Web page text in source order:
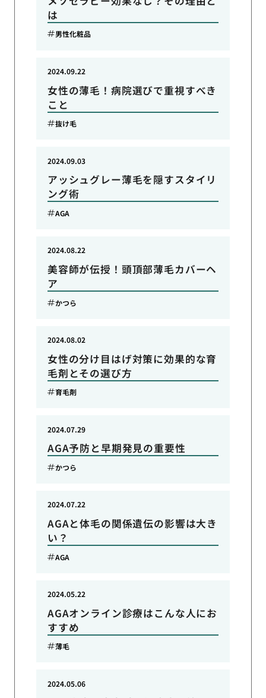
は
男性化粧品
女性の薄毛！病院選びで重視すべき
こと
2024.09.22
抜け毛
アッシュグレー薄毛を隠すスタイリ
ング術
2024.09.03
AGA
美容師が伝授！頭頂部薄毛カバーヘ
ア
2024.08.22
かつら
女性の分け目はげ対策に効果的な育
毛剤とその選び方
2024.08.02
育毛剤
AGA予防と早期発見の重要性
2024.07.29
かつら
AGAと体毛の関係遺伝の影響は大き
い？
2024.07.22
AGA
AGAオンライン診療はこんな人にお
すすめ
2024.05.22
薄毛
2024.05.06